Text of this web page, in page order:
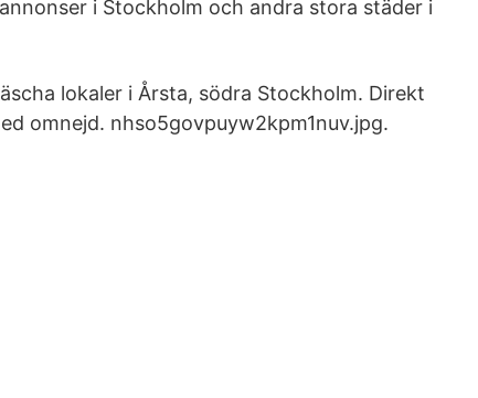
i Stockholm och andra stora städer i
lokaler i Årsta, södra Stockholm. Direkt
omnejd. nhso5govpuyw2kpm1nuv.jpg.